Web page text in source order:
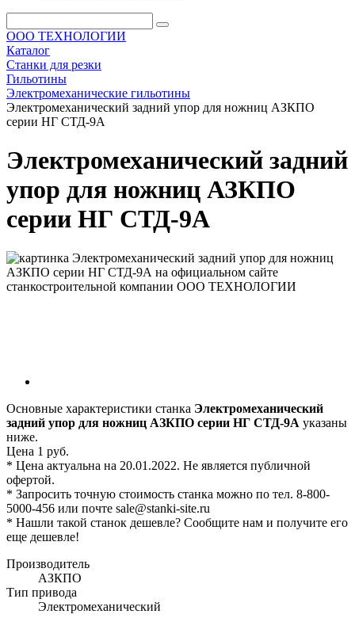
ООО ТЕХНОЛОГИИ
Каталог
Станки для резки
Гильотины
Электромеханические гильотины
Электромеханический задний упор для ножниц АЗКПО
серии НГ СТД-9А
Электромеханический задний
упор для ножниц АЗКПО
серии НГ СТД-9А
Основные характеристики станка Электромеханический
задний упор для ножниц АЗКПО серии НГ СТД-9А указаны
ниже.
Цена 1 руб.
* Цена актуальна на 20.01.2022. Не является публичной
офертой.
* Запросить точную стоимость станка можно по тел. 8-800-
5000-456 или почте sale@stanki-site.ru
* Нашли такой станок дешевле? Сообщите нам и получите его
еще дешевле!
Производитель
АЗКПО
Тип привода
Электромеханический